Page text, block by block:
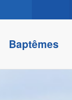
Baptêmes